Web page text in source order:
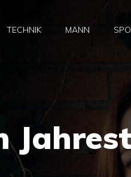
TECHNIK MANN